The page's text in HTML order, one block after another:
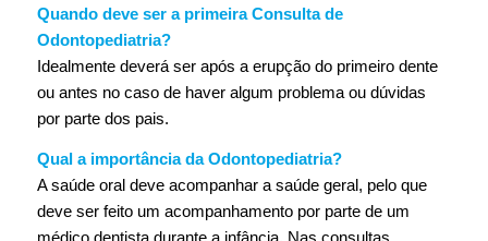
Quando deve ser a primeira Consulta de
Odontopediatria?
Idealmente deverá ser após a erupção do primeiro dente
ou antes no caso de haver algum problema ou dúvidas
por parte dos pais.
Qual a importância da Odontopediatria?
A saúde oral deve acompanhar a saúde geral, pelo que
deve ser feito um acompanhamento por parte de um
médico dentista durante a infância. Nas consultas